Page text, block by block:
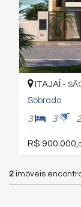
ITAJAÍ -
Sobrado
3 3 2
R$ 900.000,
2 imóveis